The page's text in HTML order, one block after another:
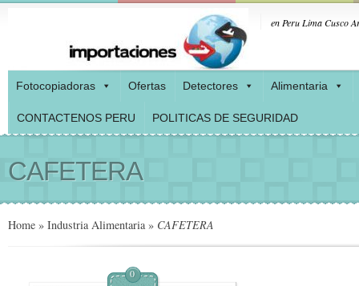
en Peru Lima Cusco
Fotocopiadoras Ofertas Detectores Alimentaria
CONTACTENOS PERU POLITICAS DE SEGURIDAD
CAFETERA
Home » Industria Alimentaria » CAFETERA
0